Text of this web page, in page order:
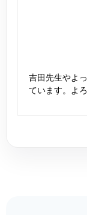
吉田先生やよ
ています。よ